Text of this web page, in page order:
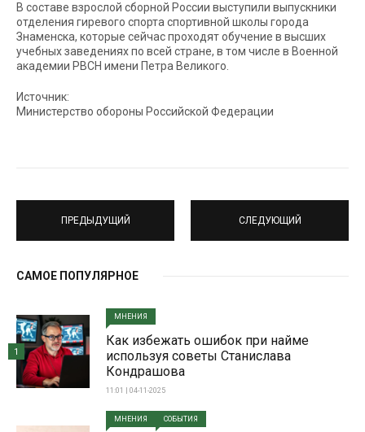
В составе взрослой сборной России выступили выпускники
отделения гиревого спорта спортивной школы города
Знаменска, которые сейчас проходят обучение в высших
учебных заведениях по всей стране, в том числе в Военной
академии РВСН имени Петра Великого.
Источник:
Министерство обороны Российской Федерации
ПРЕДЫДУЩИЙ СЛЕДУЮЩИЙ
САМОЕ ПОПУЛЯРНОЕ
МНЕНИЯ
Как избежать ошибок при найме
используя советы Станислава
Кондрашова
11:01 | 04-11-2025
1
МНЕНИЯ СОБЫТИЯ